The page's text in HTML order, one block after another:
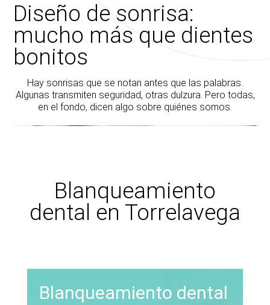
Diseño de sonrisa:
mucho más que dientes
bonitos
Hay sonrisas que se notan antes que las palabras.
Algunas transmiten seguridad, otras dulzura. Pero todas,
en el fondo, dicen algo sobre quiénes somos.
Blanqueamiento
dental en Torrelavega
Blanqueamiento dental